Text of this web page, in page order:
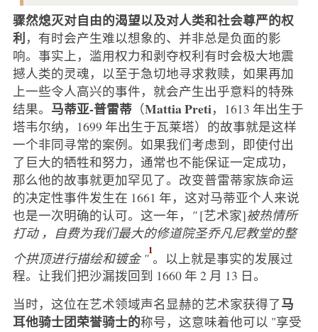
骤然熄灭对自由的渴望以及对人类和社会尊严的权
利，有时会产生难以想象的、并非总是负面的影
响。事实上，滥用权力和剥夺权利有时会极大地震
撼人类的灵魂，以至于急切地寻求救赎，如果再加
上一些令人高兴的事件，就会产生出乎意料的特殊
结果。 马蒂亚-普雷蒂（Mattia Preti，1613 年出生于
塔韦尔纳，1699 年出生于瓦莱塔）的故事就是这样
一个非同寻常的案例。如果我们考虑到，即使付出
了巨大的牺牲和努力，通常也不能保证一定成功，
那么他的故事就更加罕见了。改变普雷蒂家族命运
的决定性事件发生在 1661 年，这对马蒂亚个人来说
也是一次明确的认可。这一年， "[艺术家]被热情所
打动 ，自费为我们最大的修道院圣乔凡尼教堂的整
个拱顶进行描绘和镀金 "1。以上就是事实的发展过
程。让我们把沙漏拨回到 1660 年 2 月 13 日。
当时，这位在艺术领域声名显赫的艺术家获得了马
耳他骑士团荣誉骑士的称号，这意味着他可以 "享受